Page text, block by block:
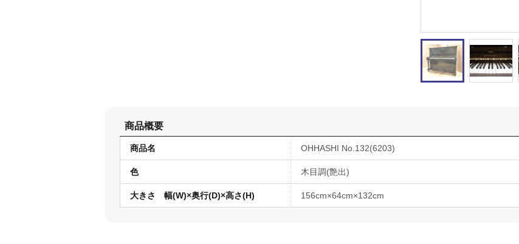
商品概要
商品名 OHHASHI No.132(6203)
色 木目調(艶出)
大きさ 幅(W)×奥行(D)×高さ(H) 156cm×64cm×132cm